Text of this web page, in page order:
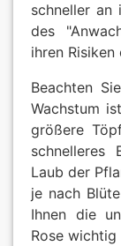
schneller an
des
ihren Risiken
Beachten
Wachstum
größere
schnelleres
Laub der
je nach
Ihnen die
Rose